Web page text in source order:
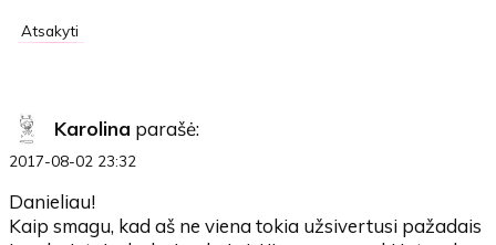
Atsakyti
Karolina parašė:
2017-08-02 23:32
Danieliau!
Kaip smagu, kad aš ne viena tokia užsivertusi pažadais